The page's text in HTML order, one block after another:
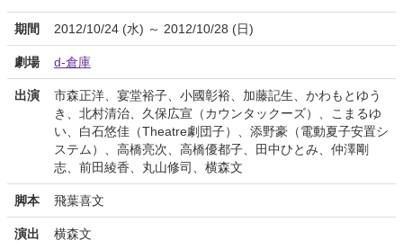
期間 2012/10/24 (水) ～ 2012/10/28 (日)
劇場 d-倉庫
出演
市森正洋、宴堂裕子、小國彰裕、加藤記生、かわもとゆう
き、北村清治、久保広宣（カウンタックーズ）、こまるゆ
い、白石悠佳（Theatre劇団子）、添野豪（電動夏子安置シ
ステム）、高橋亮次、高橋優都子、田中ひとみ、仲澤剛
志、前田綾香、丸山修司、横森文
脚本 飛葉喜文
演出 横森文